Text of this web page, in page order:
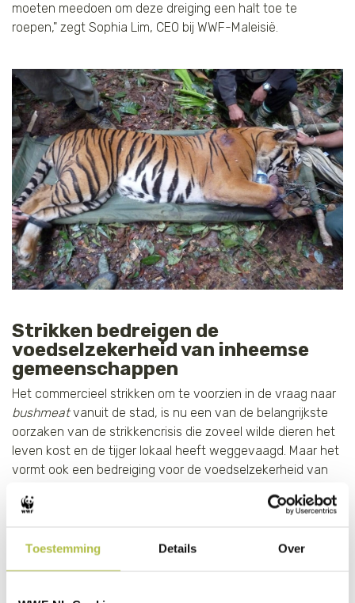
Toestemming Details Over
moeten meedoen om deze dreiging een halt toe te
roepen," zegt Sophia Lim, CEO bij WWF-Maleisië.
Strikken bedreigen de
voedselzekerheid van inheemse
gemeenschappen
Het commercieel strikken om te voorzien in de vraag naar
bushmeatvanuit de stad, is nu een van de belangrijkste
oorzaken van de strikkencrisis die zoveel wilde dieren het
leven kost en de tijger lokaal heeft weggevaagd. Maar het
vormt ook een bedreiging voor de voedselzekerheid van
gebleken dat zij voor hun voedsel vaak afhankelijk zijn van
voornamelijk gegeten door de koopkrachtige midden- of